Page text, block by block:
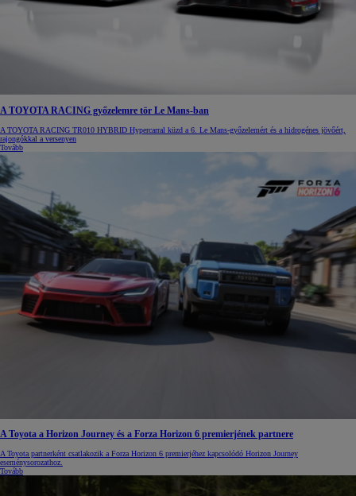
A TOYOTA RACING győzelemre tör Le Mans-ban
A TOYOTA RACING TR010 HYBRID Hypercarral küzd a 6. Le Mans-győzelemért és a hidrogénes jövőért,
rajongókkal a versenyen
Tovább
A Toyota a Horizon Journey és a Forza Horizon 6 premierjének partnere
A Toyota partnerként csatlakozik a Forza Horizon 6 premierjéhez kapcsolódó Horizon Journey
eseménysorozathoz.
Tovább